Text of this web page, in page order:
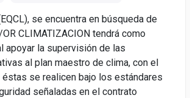
se encuentra en búsqueda de
OR CLIMATIZACION tendrá como
apoyar la supervisión de las
al plan maestro de clima, con el
se realicen bajo los estándares
señaladas en el contrato